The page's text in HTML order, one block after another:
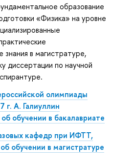
образование
«Физика» на уровне
знания в магистратуре,
диссертации по научной
олимпиады
г. А. Галиуллин
обучении в бакалавриате
кафедр при ИФТТ,
обучении в магистратуре